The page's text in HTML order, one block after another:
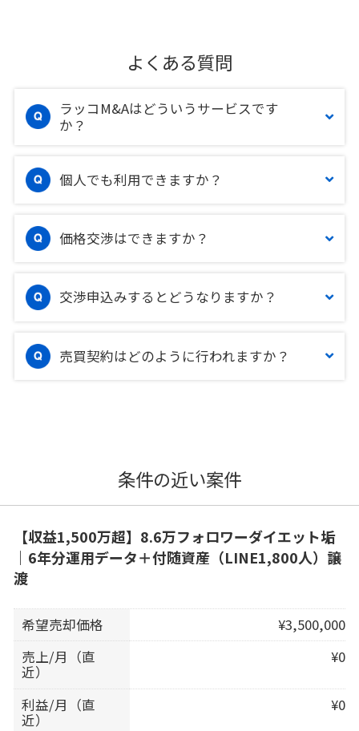
よくある質問
ラッコM&Aはどういうサービスです
か？
個人でも利用できますか？
価格交渉はできますか？
交渉申込みするとどうなりますか？
売買契約はどのように行われますか？
条件の近い案件
【収益1,500万超】8.6万フォロワーダイエット垢
｜6年分運用データ＋付随資産（LINE1,800人）譲
渡
希望売却価格
¥3,500,000
売上/月（直
近）
¥0
利益/月（直
近）
¥0